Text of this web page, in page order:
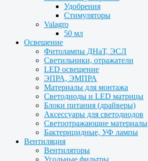
Удобрения
Стимуляторы
Valagro
50 мл
Освещение
Фитолампы ДНаТ, ЭСЛ
Светильники, отражатели
LED освещение
ЭПРА, ЭМПРА
Материалы для монтажа
Светодиоды и LED матрицы
Блоки питания (драйверы)
Аксессуары для светодиодов
Светоотражающие материалы
Бактерицидные, УФ лампы
Вентиляция
Вентиляторы
Угольные фильтры